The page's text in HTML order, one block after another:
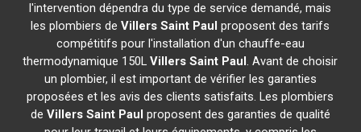
l'intervention dépendra du type de service demandé, mais
les plombiers deVillers Saint Paul proposent des tarifs
compétitifs pour l'installation d'un chauffe-eau
thermodynamique 150LVillers Saint Paul. Avant de choisir
un plombier, il est important de vérifier les garanties
proposées et les avis des clients satisfaits. Les plombiers
de Villers Saint Paul proposent des garanties de qualité